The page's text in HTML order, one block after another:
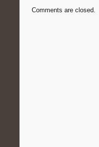
Comments are closed.